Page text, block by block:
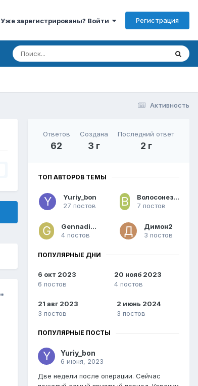
Уже зарегистрированы? Войти Регистрация
Активность
Ответов
62
Создана
3 г
Последний ответ
2 г
ТОП АВТОРОВ ТЕМЫ
Yuriy_bon
27 постов
Волосонезависимый
7 постов
GennadiiLol
4 постов
Димон2
3 постов
ПОПУЛЯРНЫЕ ДНИ
6 окт 2023
6 постов
20 нояб 2023
4 постов
21 авг 2023
3 постов
2 июнь 2024
3 постов
ПОПУЛЯРНЫЕ ПОСТЫ
Yuriy_bon
6 июня, 2023
Две недели после операции. Сейчас